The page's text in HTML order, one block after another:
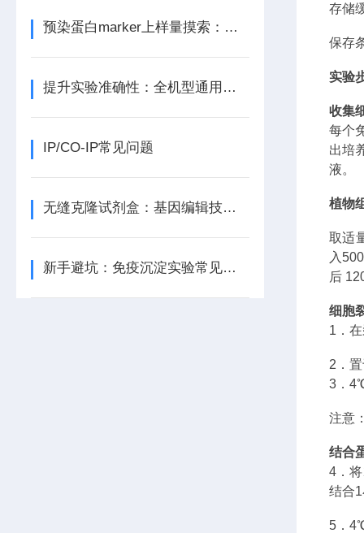
预染蛋白marker上样量摸索：太少看不清，太多拖尾怎么办？
提升实验准确性：全机型通用荧光定量试剂的选择技巧
IP/CO-IP常见问题
无缝克隆试剂盒：基因编辑技术中的革命性工具
新手避坑：免疫沉淀实验常见问题与解决方案
存储
保存
实验
收集
每个
出培
液。
植物
取适
入
后
细胞
1．
2．
3．
注意
结合
4 ．将
结合
5．